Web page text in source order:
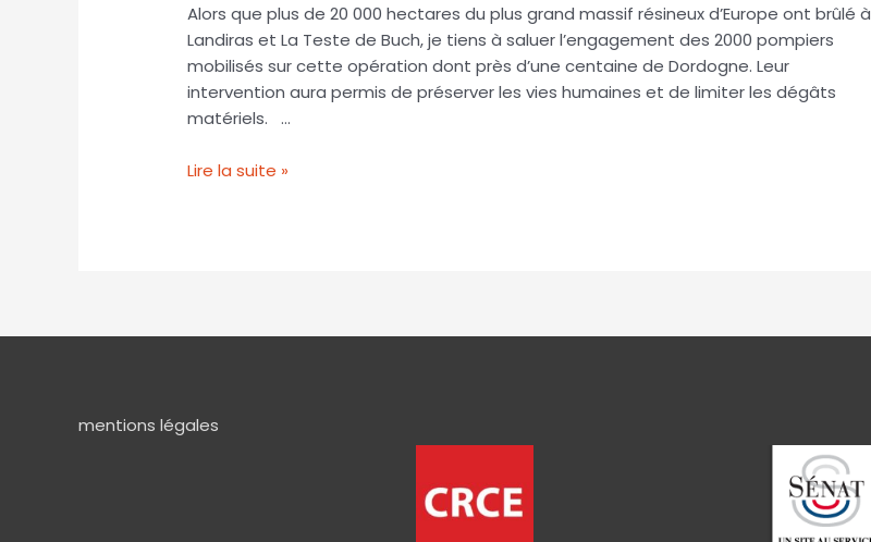
Alors que plus de 20 000 hectares du plus grand massif résineux d’Europe ont brûlé à
Landiras et La Teste de Buch, je tiens à saluer l’engagement des 2000 pompiers
mobilisés sur cette opération dont près d’une centaine de Dordogne. Leur
intervention aura permis de préserver les vies humaines et de limiter les dégâts
matériels. …
Lire la suite »
mentions légales